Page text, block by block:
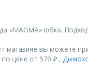
«MAGMA» юбка.
магазине вы можете
по цене от 570 ₽ ,